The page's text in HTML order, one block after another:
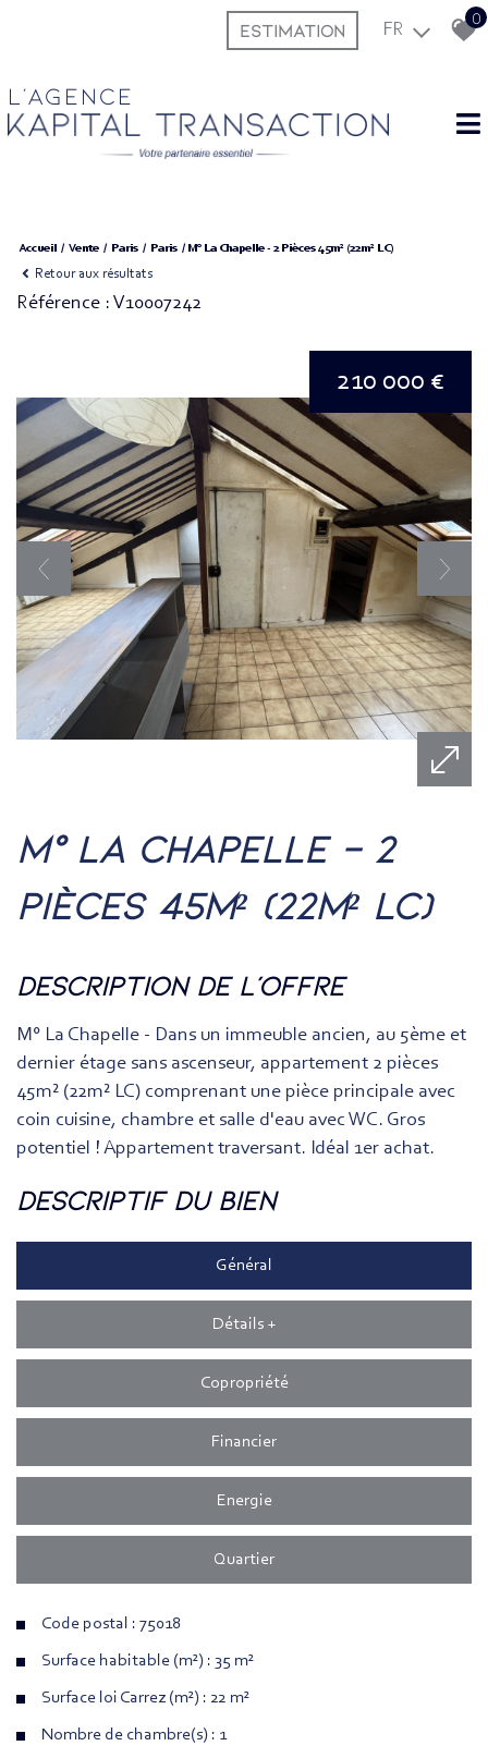
ESTIMATION FR
0
L'agence
Accueil Vente Paris Paris M° La Chapelle - 2 Pièces 45m² (22m² LC)
Retour aux résultats
Référence : V10007242
210 000 €
m° la chapelle - 2
pièces 45m² (22m² lc)
description de l'offre
M° La Chapelle - Dans un immeuble ancien, au 5ème et
dernier étage sans ascenseur, appartement 2 pièces
45m² (22m² LC) comprenant une pièce principale avec
coin cuisine, chambre et salle d'eau avec WC. Gros
potentiel ! Appartement traversant. Idéal 1er achat.
descriptif du bien
Général
Détails +
Copropriété
Financier
Energie
Quartier
Code postal : 75018
Surface habitable (m²) : 35 m²
Surface loi Carrez (m²) : 22 m²
Nombre de chambre(s) : 1